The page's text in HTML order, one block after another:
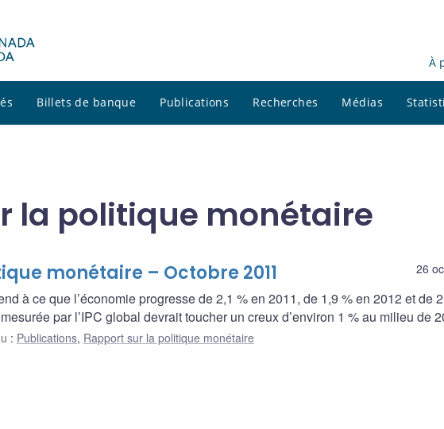
À
Billets de banque Publications Recherches Médias
la politique monétaire
26
monétaire – Octobre 2011
à ce que l’économie progresse de 2,1 % en 2011, de 1,9 % en 2012 et de
par l’IPC global devrait toucher un creux d’environ 1 % au milieu de
: Publications, Rapport sur la politique monétaire